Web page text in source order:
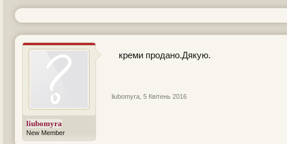
liubomyra
New Member
креми продано.Дякую.
liubomyra 5 Квітень 2016